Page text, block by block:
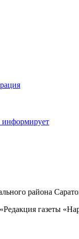
информирует
района
газеты